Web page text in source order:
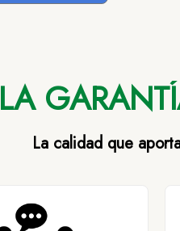
LA
La calidad que